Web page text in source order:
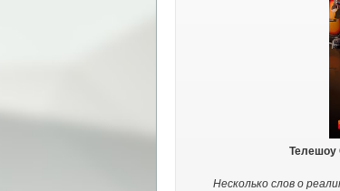
Телешоу
Несколько слов о